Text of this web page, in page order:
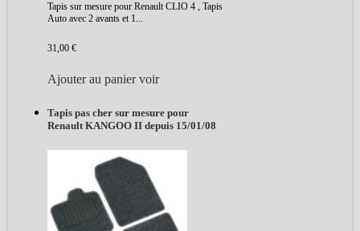
Tapis sur mesure pour Renault CLIO 4 , Tapis
Auto avec 2 avants et 1...
31,00 €
Ajouter au panier voir
Tapis pas cher sur mesure pour
Renault KANGOO II depuis 15/01/08